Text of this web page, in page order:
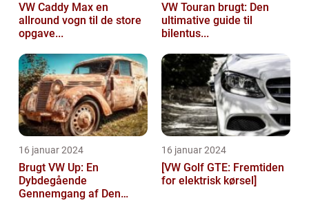
VW Caddy Max en
allround vogn til de store
opgave...
VW Touran brugt: Den
ultimative guide til
bilentus...
16 januar 2024
Brugt VW Up: En
Dybdegående
Gennemgang af Den
16 januar 2024
[VW Golf GTE: Fremtiden
for elektrisk kørsel]